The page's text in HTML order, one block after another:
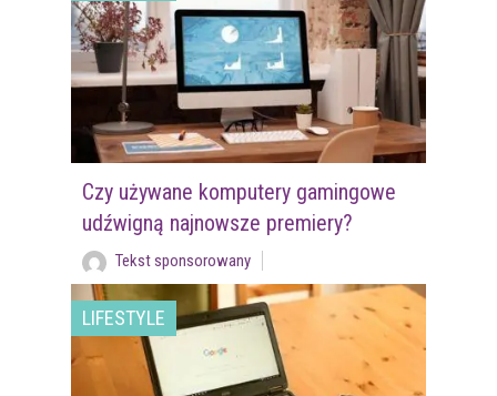
Czy używane komputery gamingowe
udźwigną najnowsze premiery?
Tekst sponsorowany
LIFESTYLE